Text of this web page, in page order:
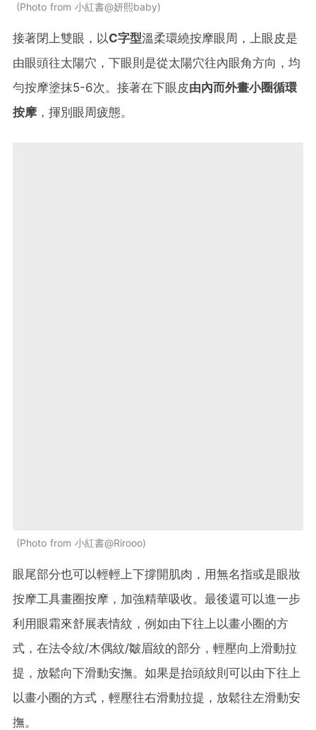
Photo from 小紅書@妍熙baby
接著閉上雙眼，以C字型溫柔環繞按摩眼周，上眼皮是
由眼頭往太陽穴，下眼則是從太陽穴往內眼角方向，均
勻按摩塗抹5-6次。接著在下眼皮由內而外畫小圈循環
按摩 ，揮別眼周疲態。
Photo from 小紅書@Rirooo
眼尾部分也可以輕輕上下撐開肌肉，用無名指或是眼妝
按摩工具畫圈按摩，加強精華吸收。最後還可以進一步
利用眼霜來舒展表情紋，例如由下往上以畫小圈的方
式，在法令紋/木偶紋/皺眉紋的部分，輕壓向上滑動拉
提，放鬆向下滑動安撫。如果是抬頭紋則可以由下往上
以畫小圈的方式，輕壓往右滑動拉提，放鬆往左滑動安
撫。